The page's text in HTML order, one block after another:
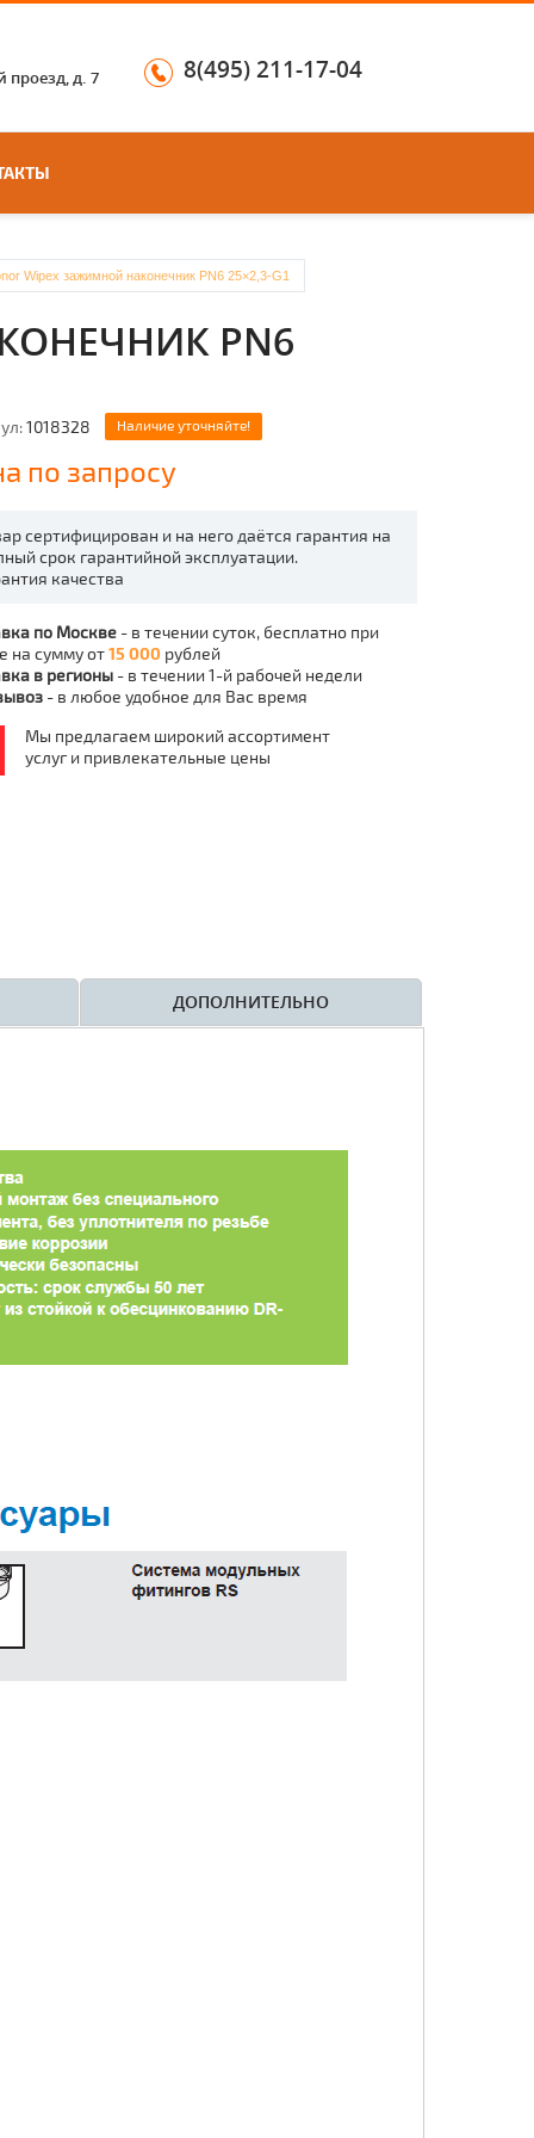
проезд, д. 7 8(495) 211-17-04
Wipex зажимной наконечник PN6 25×2,3-G1
PN6
1018328 Наличие уточняйте!
по запросу
сертифицирован и на него даётся гарантия на
срок гарантийной эксплуатации.
качества
по Москве - в течении суток, бесплатно при
на сумму от15 000 рублей
в регионы - в течении 1-й рабочей недели
- в любое удобное для Вас время
Мы предлагаем широкий ассортимент
услуг и привлекательные цены
ДОПОЛНИТЕЛЬНО